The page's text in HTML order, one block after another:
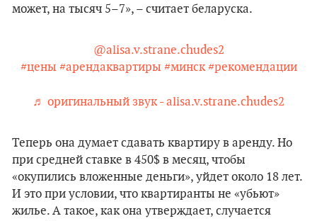
может, на тысяч 5–7», – считает беларуска.
@alisa.v.strane.chudes2
#цены #арендаквартиры #минск #рекомендации
♬ оригинальный звук - alisa.v.strane.chudes2
Теперь она думает сдавать квартиру в аренду. Но
при средней ставке в 450$ в месяц, чтобы
«окупились вложенные деньги», уйдет около 18 лет.
И это при условии, что квартиранты не «убьют»
жилье. А такое, как она утверждает, случается